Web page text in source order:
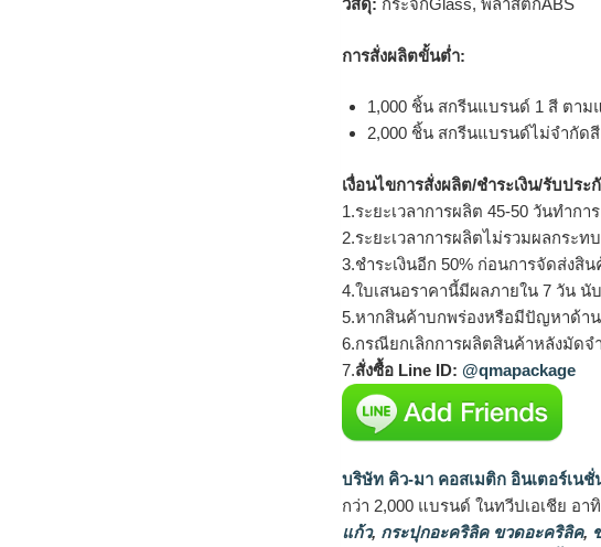
วัสดุ: กระจกGlass, พลาสติกABS
การสั่งผลิตขั้นต่ำ:
1,000 ชิ้น สกรีนแบรนด์ 1 สี ตาม
2,000 ชิ้น สกรีนแบรนด์ไม่จำกัด
เงื่อนไขการสั่งผลิต/ชำระเงิน/รับประ
1.ระยะเวลาการผลิต 45-50 วันทำก
2.ระยะเวลาการผลิตไม่รวมผลกระ
3.ชำระเงินอีก 50% ก่อนการจัดส่งสิ
4.ใบเสนอราคานี้มีผลภายใน 7 วัน นั
5.หากสินค้าบกพร่องหรือมีปัญหาด้า
6.กรณียกเลิกการผลิตสินค้าหลังมัด
7.สั่งซื้อ Line ID: @qmapackage
บริษัท คิว-มา คอสเมติก อินเตอร์เน
กว่า 2,000 แบรนด์ ในทวีปเอเชีย อ
แก้ว, กระปุกอะคริลิค ขวดอะคริลิค,